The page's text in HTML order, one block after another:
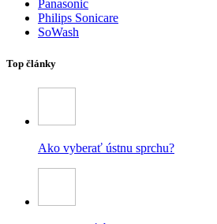
Panasonic
Philips Sonicare
SoWash
Top články
Ako vyberať ústnu sprchu?